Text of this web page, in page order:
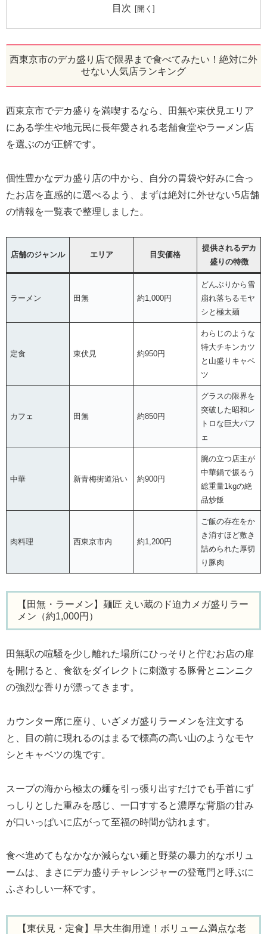
目次
西東京市のデカ盛り店で限界まで食べてみたい！絶対に外
せない人気店ランキング
西東京市でデカ盛りを満喫するなら、田無や東伏見エリア
にある学生や地元民に長年愛される老舗食堂やラーメン店
を選ぶのが正解です。
個性豊かなデカ盛り店の中から、自分の胃袋や好みに合っ
たお店を直感的に選べるよう、まずは絶対に外せない5店舗
の情報を一覧表で整理しました。
店舗のジャンル エリア 目安価格
提供されるデカ
盛りの特徴
ラーメン 田無 約1,000円
どんぶりから雪
崩れ落ちるモヤ
シと極太麺
定食 東伏見 約950円
わらじのような
特大チキンカツ
と山盛りキャベ
ツ
カフェ 田無 約850円
グラスの限界を
突破した昭和レ
トロな巨大パフ
ェ
中華 新青梅街道沿い 約900円
腕の立つ店主が
中華鍋で振るう
総重量1kgの絶
品炒飯
肉料理 西東京市内 約1,200円
ご飯の存在をか
き消すほど敷き
詰められた厚切
り豚肉
【田無・ラーメン】麺匠 えい蔵のド迫力メガ盛りラー
メン（約1,000円）
田無駅の喧騒を少し離れた場所にひっそりと佇むお店の扉
を開けると、食欲をダイレクトに刺激する豚骨とニンニク
の強烈な香りが漂ってきます。
カウンター席に座り、いざメガ盛りラーメンを注文する
と、目の前に現れるのはまるで標高の高い山のようなモヤ
シとキャベツの塊です。
スープの海から極太の麺を引っ張り出すだけでも手首にず
っしりとした重みを感じ、一口すすると濃厚な背脂の甘み
が口いっぱいに広がって至福の時間が訪れます。
食べ進めてもなかなか減らない麺と野菜の暴力的なボリュ
ームは、まさにデカ盛りチャレンジャーの登竜門と呼ぶに
ふさわしい一杯です。
【東伏見・定食】早大生御用達！ボリューム満点な老